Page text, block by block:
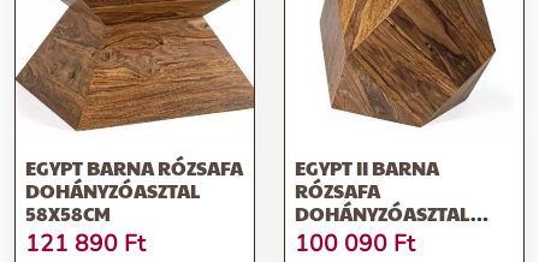
EGYPT BARNA RÓZSAFA
DOHÁNYZÓASZTAL
58X58CM
121 890 Ft
EGYPT II BARNA
RÓZSAFA
DOHÁNYZÓASZTAL
42CM
100 090 Ft